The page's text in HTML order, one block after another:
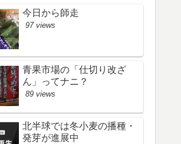
今日から師走
97 views
青果市場の「仕切り改ざ
ん」ってナニ？
89 views
北半球では冬小麦の播種・
発芽が進展中